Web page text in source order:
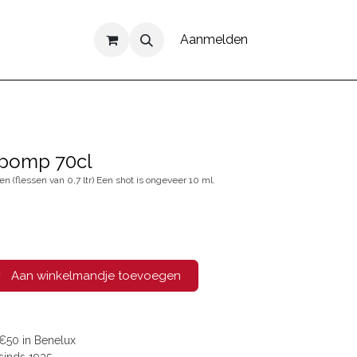
Aanmelden
70cl
(flessen van 0,7 ltr) Een shot is ongeveer 10 ml.
Aan winkelmandje toevoegen
in Benelux